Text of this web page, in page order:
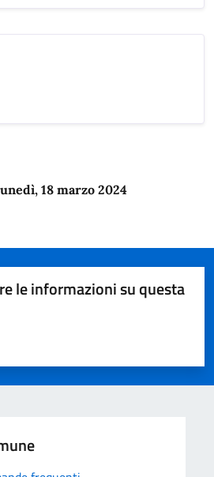
18 marzo 2024
le informazioni su questa
stelle su 5
su 5
5